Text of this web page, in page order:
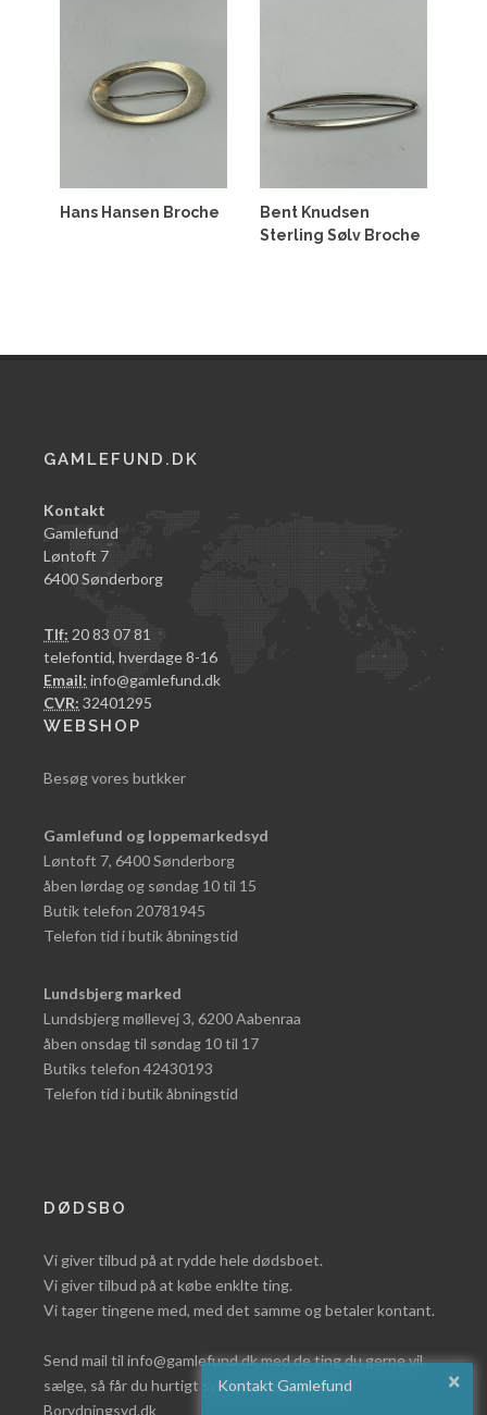
Hans Hansen Broche
Bent Knudsen
Sterling Sølv Broche
GAMLEFUND.DK
Kontakt
Gamlefund
Løntoft 7
6400 Sønderborg
Tlf: 20 83 07 81
telefontid, hverdage 8-16
Email: info@gamlefund.dk
CVR: 32401295
WEBSHOP
Besøg vores butkker
Gamlefund og loppemarkedsyd
Løntoft 7, 6400 Sønderborg
åben lørdag og søndag 10 til 15
Butik telefon 20781945
Telefon tid i butik åbningstid
Lundsbjerg marked
Lundsbjerg møllevej 3, 6200 Aabenraa
åben onsdag til søndag 10 til 17
Butiks telefon 42430193
Telefon tid i butik åbningstid
DØDSBO
Vi giver tilbud på at rydde hele dødsboet.
Vi giver tilbud på at købe enklte ting.
Vi tager tingene med, med det samme og betaler kontant.
Send mail til info@gamlefund.dk med de ting du gerne vil
sælge, så får du hurtigt svar eller læs mere på
Borydningsyd.dk
×
Kontakt Gamlefund